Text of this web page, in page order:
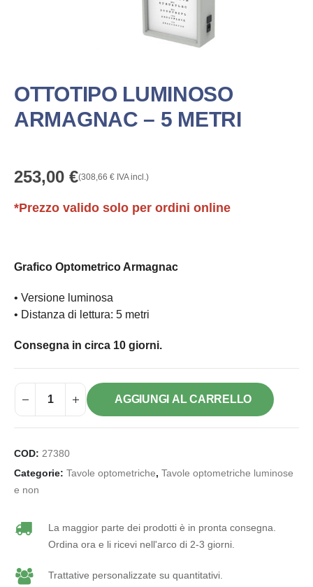
OTTOTIPO LUMINOSO
ARMAGNAC – 5 METRI
253,00 €(308,66 € IVA incl.)
*Prezzo valido solo per ordini online
Grafico Optometrico Armagnac
• Versione luminosa
• Distanza di lettura: 5 metri
Consegna in circa 10 giorni.
AGGIUNGI AL CARRELLO
COD: 27380
Categorie: Tavole optometriche, Tavole optometriche luminose
e non
La maggior parte dei prodotti è in pronta consegna.
Ordina ora e li ricevi nell'arco di 2-3 giorni.
Trattative personalizzate su quantitativi.